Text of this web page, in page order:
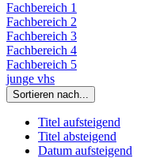
Fachbereich 1
Fachbereich 2
Fachbereich 3
Fachbereich 4
Fachbereich 5
junge vhs
Sortieren nach...
Titel aufsteigend
Titel absteigend
Datum aufsteigend